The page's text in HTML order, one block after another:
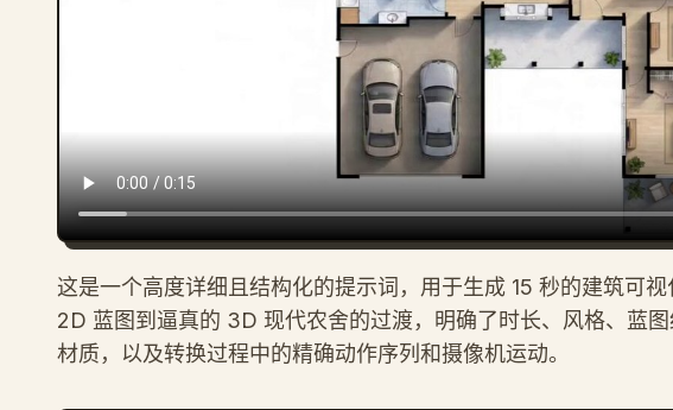
这是一个高度详细且结构化的提示词，用于生成 15 秒的建筑可
2D 蓝图到逼真的 3D 现代农舍的过渡，明确了时长、风格、蓝
材质，以及转换过程中的精确动作序列和摄像机运动。